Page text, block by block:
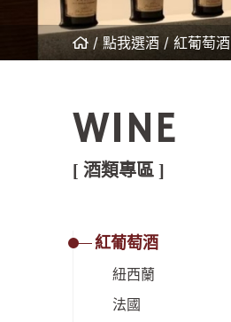
點我選酒 紅葡萄酒
WINE
[ 酒類專區 ]
紅葡萄酒
紐西蘭
法國